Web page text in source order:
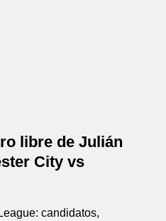
libre de Julián
City vs